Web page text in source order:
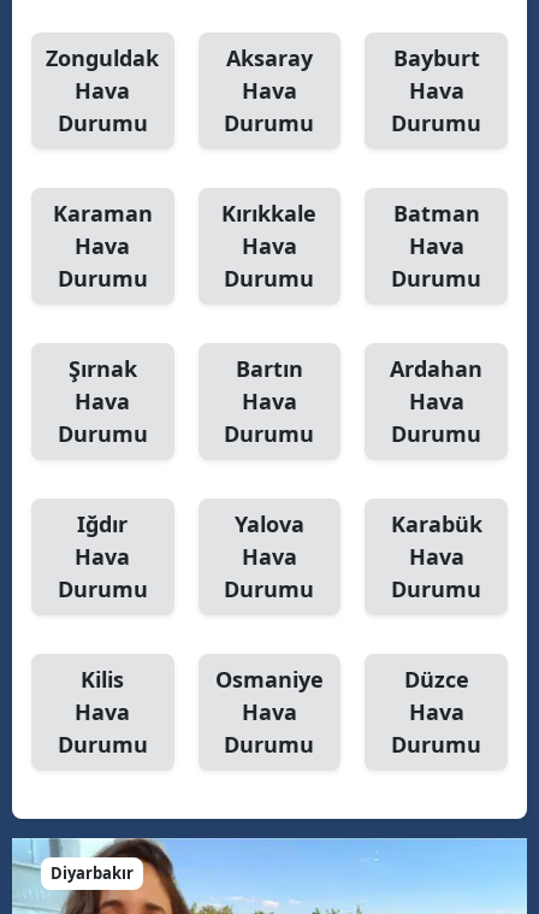
Zonguldak
Hava
Durumu
Aksaray
Hava
Durumu
Bayburt
Hava
Durumu
Karaman
Hava
Durumu
Kırıkkale
Hava
Durumu
Batman
Hava
Durumu
Şırnak
Hava
Durumu
Bartın
Hava
Durumu
Ardahan
Hava
Durumu
Iğdır
Hava
Durumu
Yalova
Hava
Durumu
Karabük
Hava
Durumu
Kilis
Hava
Durumu
Osmaniye
Hava
Durumu
Düzce
Hava
Durumu
Diyarbakır